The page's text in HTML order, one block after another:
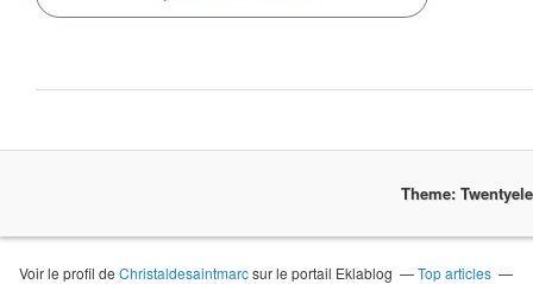
Theme:
Voir le profil deChristaldesaintmarcsur le portail Eklablog
Top articles